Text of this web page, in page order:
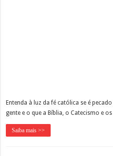
Entenda à luz da fé católica se é
gente e o que a Bíblia, o Catecismo e
Saiba mais >>